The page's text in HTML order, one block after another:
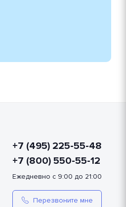
+7 (495) 225-55-48
+7 (800) 550-55-12
Ежедневно с 9:00 до 21:00
Перезвоните мне